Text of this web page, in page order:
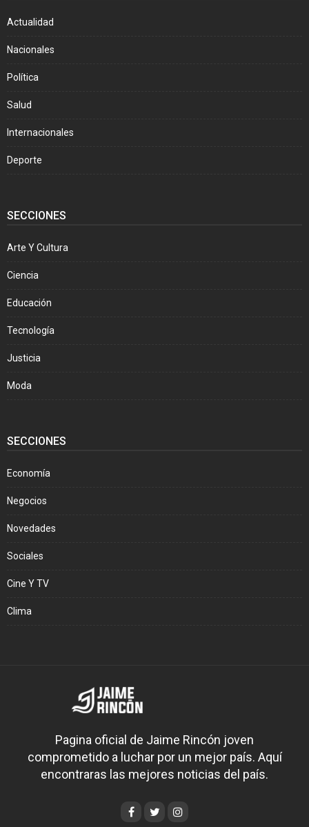
Actualidad
Nacionales
Política
Salud
Internacionales
Deporte
SECCIONES
Arte Y Cultura
Ciencia
Educación
Tecnología
Justicia
Moda
SECCIONES
Economía
Negocios
Novedades
Sociales
Cine Y TV
Clima
Pagina oficial de Jaime Rincón joven
comprometido a luchar por un mejor país. Aquí
encontraras las mejores noticias del país.